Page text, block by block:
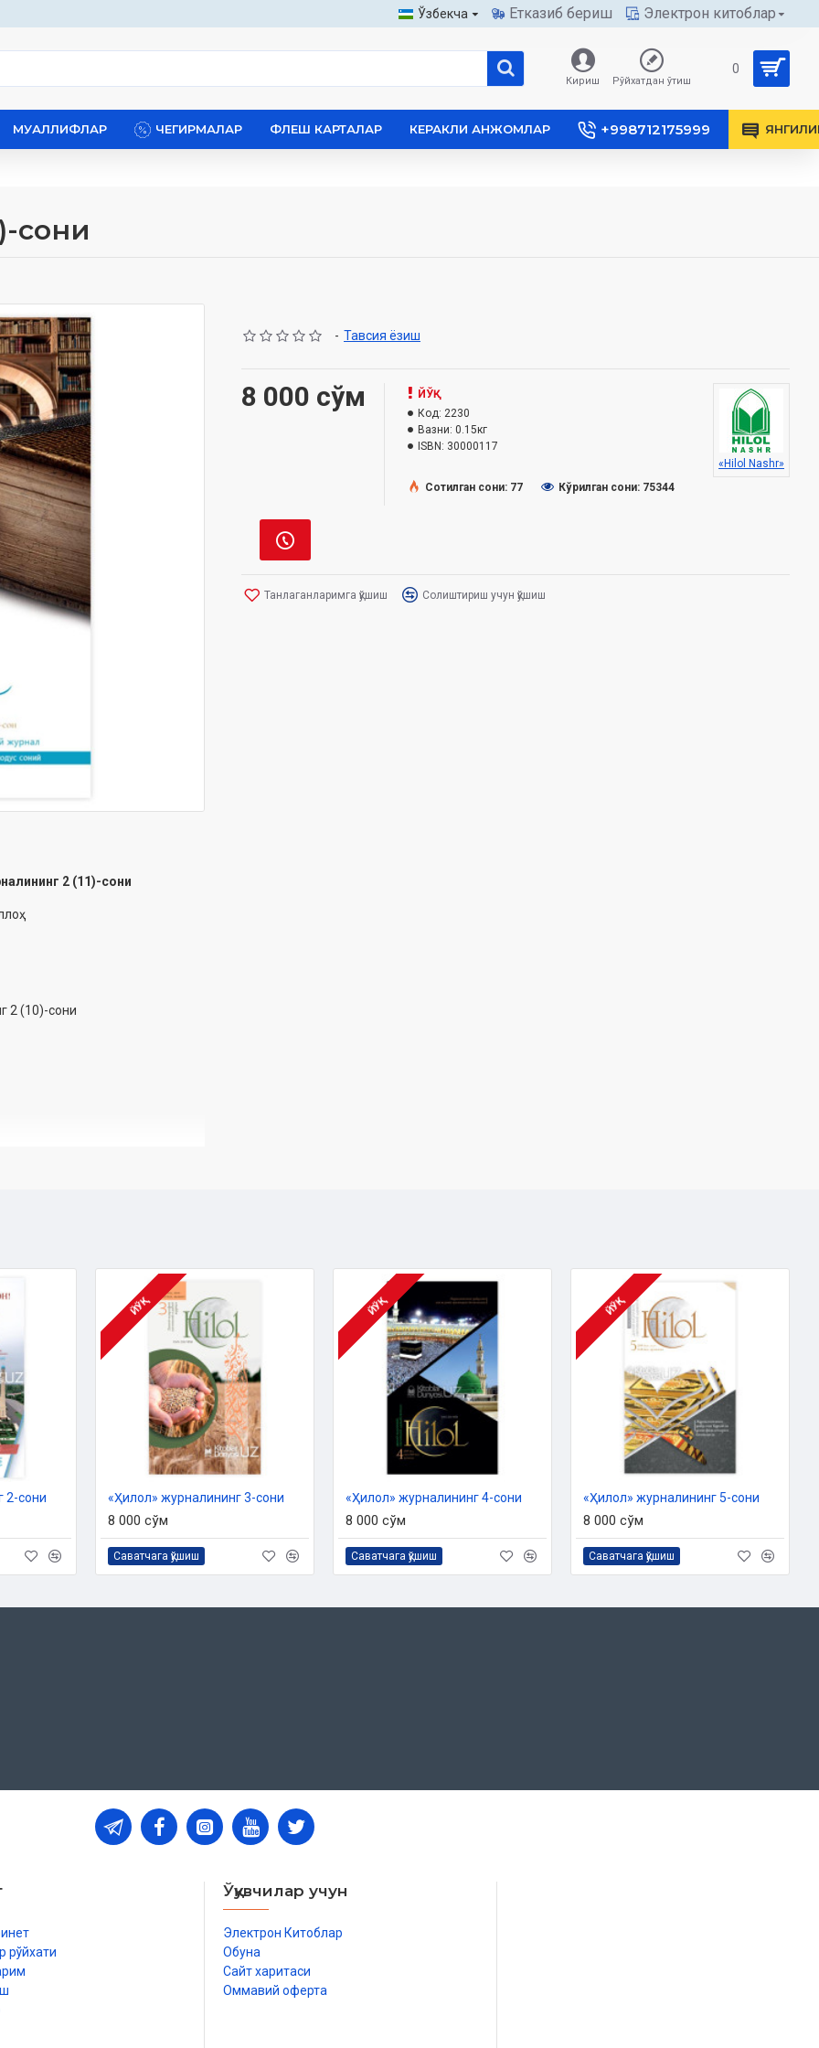
Ўзбекча Етказиб бериш Электрон китоблар
Кириш Рўйхатдан ўтиш
0
МУАЛЛИФЛАР ЧЕГИРМАЛАР ФЛЕШ КАРТАЛАР КЕРАКЛИ АНЖОМЛАР +998712175999
сони
2 (11)-сони
2 (10)-сони
бўйича қўмитанинг 2019
- Тавсия ёзиш
8 000 сўм
ЙЎҚ
Код: 2230
Вазни: 0.15кг
ISBN: 30000117
«Hilol Nashr»
Сотилган сони: 77
Кўрилган сони: 75344
Танлаганларимга қўшиш Солиштириш учун қўшиш
2-сони
ЙЎҚ
«Ҳилол» журналининг 3-сони
8 000 сўм
Саватчага қўшиш
ЙЎҚ
«Ҳилол» журналининг 4-сони
8 000 сўм
Саватчага қўшиш
ЙЎҚ
«Ҳилол» журналининг 5-сони
8 000 сўм
Саватчага қўшиш
рўйхати
Ўқувчилар учун
Электрон Китоблар
Обуна
Сайт харитаси
Оммавий оферта